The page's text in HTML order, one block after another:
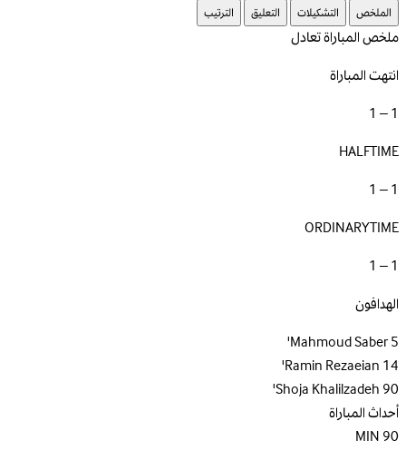
الملخص التشكيلات التعليق الترتيب
ملخص المباراةتعادل
انتهت المباراة
1 – 1
HALFTIME
1 – 1
ORDINARYTIME
1 – 1
الهدافون
Mahmoud Saber5'
Ramin Rezaeian14'
Shoja Khalilzadeh90'
أحداث المباراة
90
MIN